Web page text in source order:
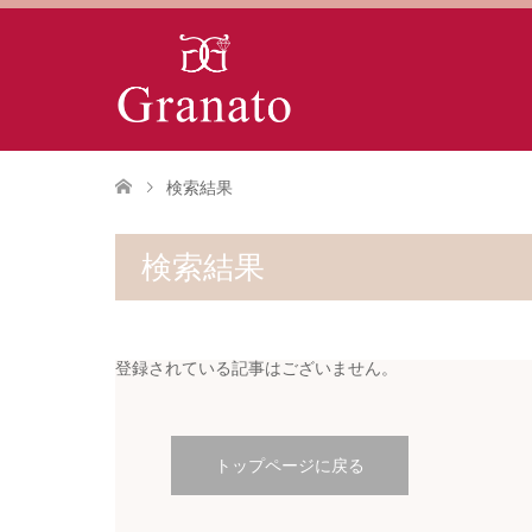
検索結果
検索結果
登録されている記事はございません。
トップページに戻る